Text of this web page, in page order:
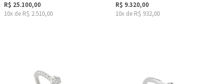
R$ 25.100,00
10x de R$ 2.510,00
R$ 9.320,00
10x de R$ 932,00